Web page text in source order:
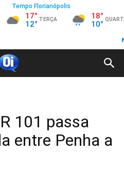
101 passa
entre Penha a